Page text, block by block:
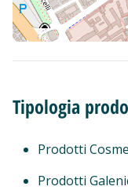
Tipologia
Prodotti
Prodotti